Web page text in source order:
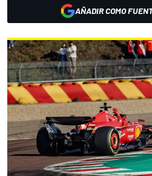
AÑADIR COMO